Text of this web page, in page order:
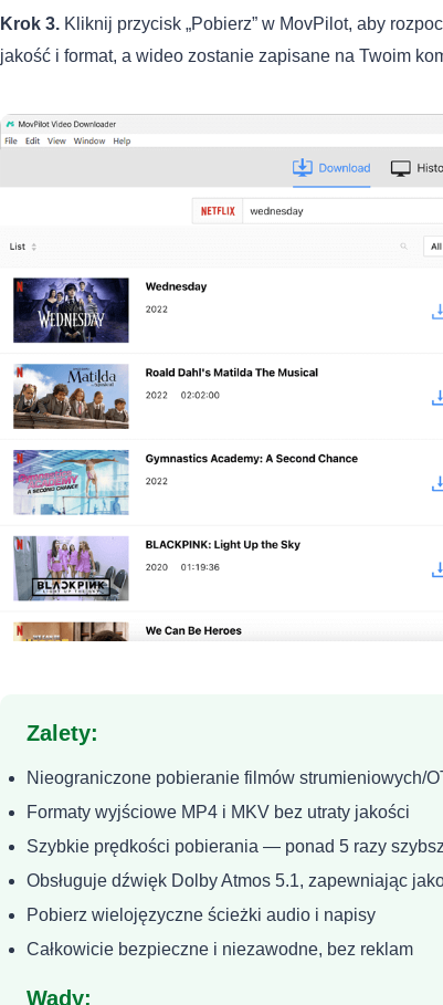
Krok 3. Kliknij przycisk „Pobierz” w MovPilot, aby
jakość i format, a wideo zostanie zapisane na Twoim
Zalety:
Nieograniczone pobieranie filmów strumieniowych/
Formaty wyjściowe MP4 i MKV bez utraty jakości
Szybkie prędkości pobierania — ponad 5 razy
Obsługuje dźwięk Dolby Atmos 5.1, zapewniając
Pobierz wielojęzyczne ścieżki audio i napisy
Całkowicie bezpieczne i niezawodne, bez reklam
Wady: